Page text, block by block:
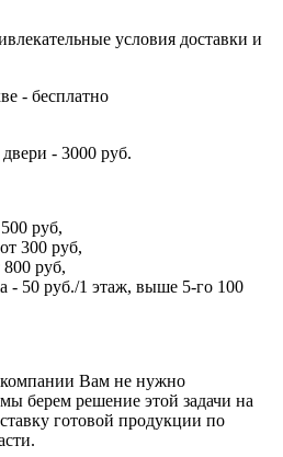
условия доставки и
- бесплатно
- 3000 руб.
руб,
300 руб,
руб,
- 50 руб./1 этаж, выше 5-го 100
Вам не нужно
берем решение этой задачи на
готовой продукции по